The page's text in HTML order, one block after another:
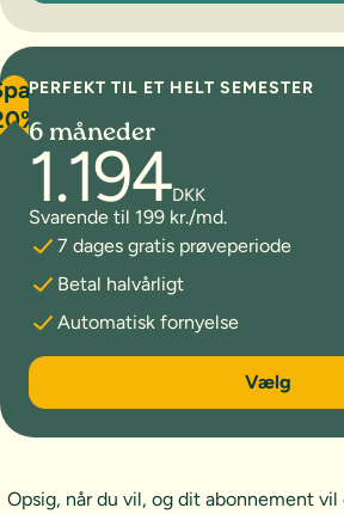
PERFEKT TIL ET HELT SEMESTER
6 måneder
1.194DKK
Svarende til 199 kr./md.
7 dages gratis prøveperiode
Betal halvårligt
Automatisk fornyelse
6 måneder
Vælg
Opsig, når du vil, og dit abonnement